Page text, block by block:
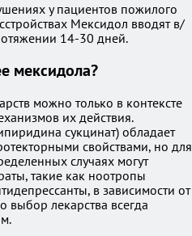
у пациентов пожилого
Мексидол вводят в/
14-30 дней.
мексидола?
можно только в контексте
их действия.
сукцинат) обладает
свойствами, но для
случаях могут
такие как ноотропы
в зависимости от
выбор лекарства всегда